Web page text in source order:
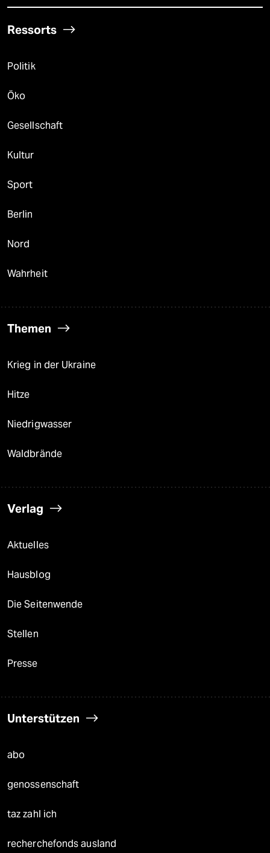
Ressorts
Politik
Öko
Gesellschaft
Kultur
Sport
Berlin
Nord
Wahrheit
Themen
Krieg in der Ukraine
Hitze
Niedrigwasser
Waldbrände
Verlag
Aktuelles
Hausblog
Die Seitenwende
Stellen
Presse
Unterstützen
abo
genossenschaft
taz zahl ich
recherchefonds ausland